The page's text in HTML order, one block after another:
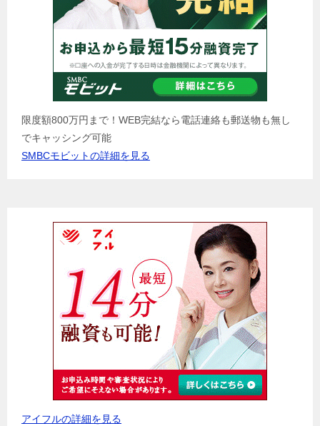
限度額800万円まで！WEB完結なら電話連絡も郵送物も無し
でキャッシング可能
SMBCモビットの詳細を見る
アイフルの詳細を見る